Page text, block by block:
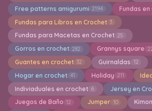
Free patterns amigurumi 2194 Fundas en
Fundas para Libros en Crochet 3
Fundas para Macetas en Crochet 25
Gorros en crochet 282 Grannys square
Guantes en crochet 32 Guirnaldas 12
Hogar en crochet 41 Holiday 211
Indiviaduales en crochet 6 Jersey en
Juegos de Baño 12 Jumper 10